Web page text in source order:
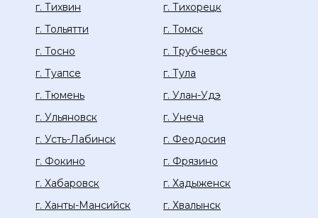
г. Тихвин
г. Тихорецк
г. Тольятти
г. Томск
г. Тосно
г. Трубчевск
г. Туапсе
г. Тула
г. Тюмень
г. Улан-Удэ
г. Ульяновск
г. Унеча
г. Усть-Лабинск
г. Феодосия
г. Фокино
г. Фрязино
г. Хабаровск
г. Хадыженск
г. Ханты-Мансийск
г. Хвалынск